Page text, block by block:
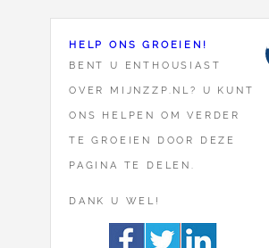
HELP ONS GROEIEN!
BENT U ENTHOUSIAST
OVER MIJNZZP.NL? U KUNT
ONS HELPEN OM VERDER
TE GROEIEN DOOR DEZE
PAGINA TE DELEN.
DANK U WEL!